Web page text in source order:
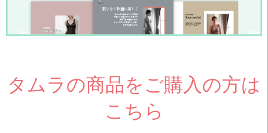
タムラの商品をご購入の方は
こちら